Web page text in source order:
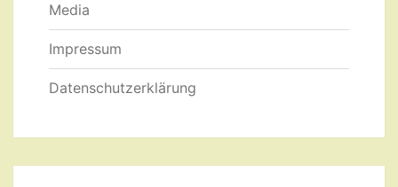
Media
Impressum
Datenschutzerklärung